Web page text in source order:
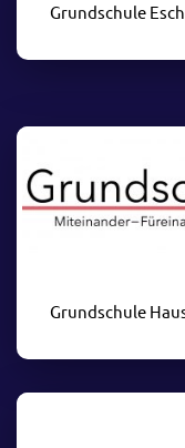
Grundschule
Grundschule